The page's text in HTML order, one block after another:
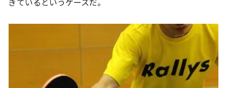
ぎているというケースだ。